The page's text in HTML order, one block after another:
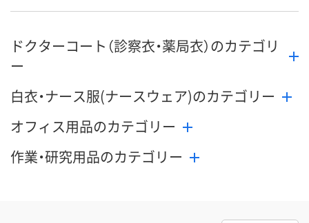
ドクターコート（診察衣・薬局衣）のカテゴリ
ー
白衣・ナース服(ナースウェア)のカテゴリー
オフィス用品のカテゴリー
作業・研究用品のカテゴリー